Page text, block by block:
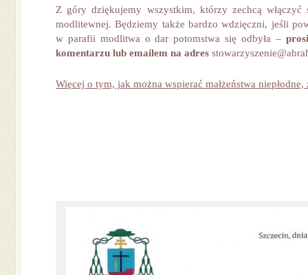
Z góry dziękujemy wszystkim, którzy zechcą
modlitewnej. Będziemy także bardzo wdzięczni, jeśli
w parafii modlitwa o dar potomstwa się odbyła –
komentarzu lub emailem na adres
Więcej o tym, jak można wspierać małżeństwa